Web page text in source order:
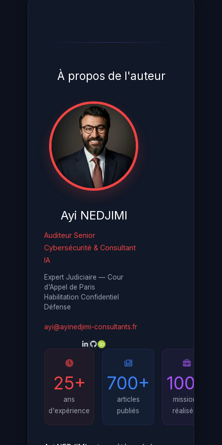
À propos de l'auteur
Ayi NEDJIMI
Auditeur Senior
Cybersécurité & Consultant
IA
Expert Judiciaire — Cour
d'Appel de Paris
Habilitation Confidentiel
Défense
ayi@ayinedjimi-consultants.fr
25+
ans
d'expérience
700+
articles
publiés
100+
missions
réalisées